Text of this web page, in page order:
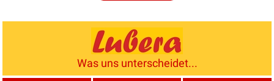
Was uns unterscheidet...